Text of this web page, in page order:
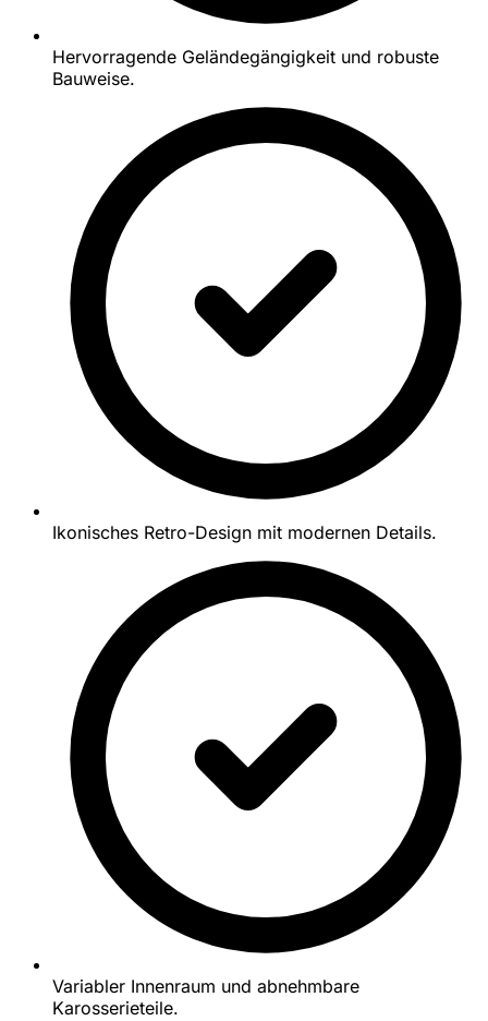
Hervorragende Geländegängigkeit und robuste
Bauweise.
Ikonisches Retro-Design mit modernen Details.
Variabler Innenraum und abnehmbare
Karosserieteile.